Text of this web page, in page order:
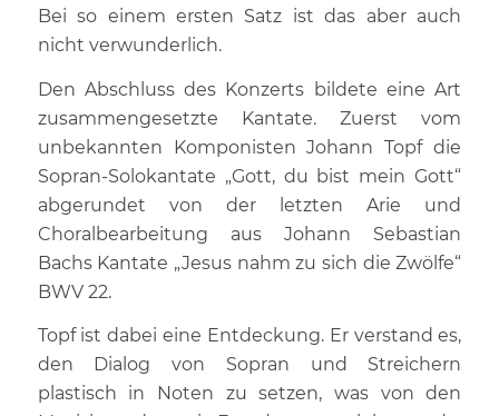
Bei so einem ersten Satz ist das aber auch
nicht verwunderlich.
Den Abschluss des Konzerts bildete eine Art
zusammengesetzte Kantate. Zuerst vom
unbekannten Komponisten Johann Topf die
Sopran-Solokantate „Gott, du bist mein Gott“
abgerundet von der letzten Arie und
Choralbearbeitung aus Johann Sebastian
Bachs Kantate „Jesus nahm zu sich die Zwölfe“
BWV 22.
Topf ist dabei eine Entdeckung. Er verstand es,
den Dialog von Sopran und Streichern
plastisch in Noten zu setzen, was von den